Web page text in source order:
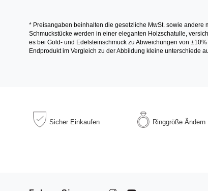
* Preisangaben beinhalten die gesetzliche MwSt. sowie
Schmuckstücke werden in einer eleganten Holzschatulle,
es bei Gold- und Edelsteinschmuck zu Abweichungen von
Endprodukt im Vergleich zu der Abbildung kleine unterschiede
Sicher Einkaufen RinggrößeÄndern